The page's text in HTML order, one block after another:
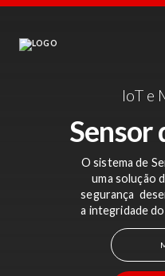
IoT e
Sensor
O sistema de
uma solução
segurança
a integridade